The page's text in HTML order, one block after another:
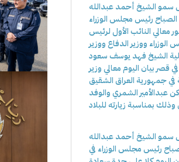
سمو الشيخ أحمد عبدالله
الصباح رئيس مجلس الوزراء
معالي النائب الأول لرئيس
الوزراء ووزير الدفاع ووزير
الشيخ فهد يوسف سعود
قصر بيان اليوم معالي وزير
في جمهورية العراق الشقيق
عبدالأمير الشمري والوفد
سمو الشيخ أحمد عبدالله
رئيس مجلس الوزراء في